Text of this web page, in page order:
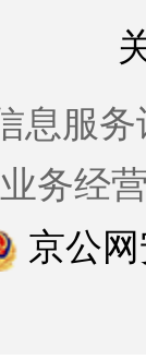
息服务
务经
京公网